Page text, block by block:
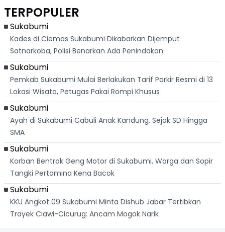
Dari
Palabuhanratu
TERPOPULER
Sukabumi
Kades di Ciemas Sukabumi Dikabarkan Dijemput
Satnarkoba, Polisi Benarkan Ada Penindakan
Sukabumi
Pemkab Sukabumi Mulai Berlakukan Tarif Parkir Resmi di 13
Lokasi Wisata, Petugas Pakai Rompi Khusus
Sukabumi
Ayah di Sukabumi Cabuli Anak Kandung, Sejak SD Hingga
SMA
Sukabumi
Korban Bentrok Geng Motor di Sukabumi, Warga dan Sopir
Tangki Pertamina Kena Bacok
Sukabumi
KKU Angkot 09 Sukabumi Minta Dishub Jabar Tertibkan
Trayek Ciawi-Cicurug: Ancam Mogok Narik